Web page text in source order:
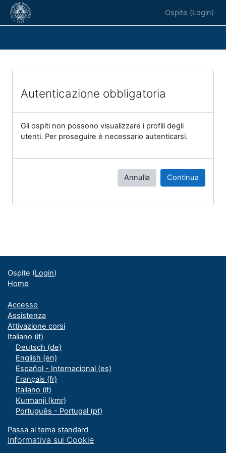
Vai al contenuto principale
Ospite (Login)
Autenticazione obbligatoria
Gli ospiti non possono visualizzare i profili degli
utenti. Per proseguire è necessario autenticarsi.
Annulla Continua
Ospite (Login)
Home
Accesso
Assistenza
Attivazione corsi
Italiano ‎(it)‎
Deutsch ‎(de)‎
English ‎(en)‎
Español - Internacional ‎(es)‎
Français ‎(fr)‎
Italiano ‎(it)‎
Kurmanji ‎(kmr)‎
Português - Portugal ‎(pt)‎
Passa al tema standard
Informativa sui Cookie